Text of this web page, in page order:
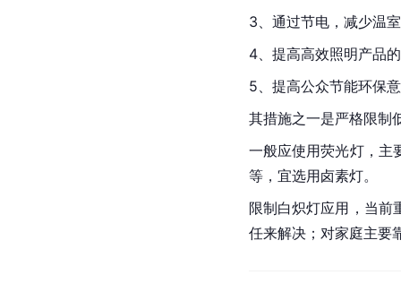
3、通过节电，减少温
4、提高高效照明产品
5、提高公众节能环保
其措施之一是严格限制
一般应使用荧光灯，主
等，宜选用卤素灯。
限制白炽灯应用，当前
任来解决；对家庭主要